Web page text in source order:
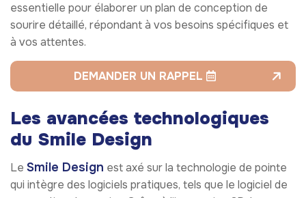
essentielle pour élaborer un plan de conception de
sourire détaillé, répondant à vos besoins spécifiques et
à vos attentes.
DEMANDER UN RAPPEL
Les avancées technologiques
du Smile Design
Le Smile Design est axé sur la technologie de pointe
qui intègre des logiciels pratiques, tels que le logiciel de